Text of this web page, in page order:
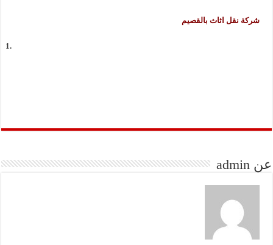
شركة نقل اثاث بالقصيم
عن admin